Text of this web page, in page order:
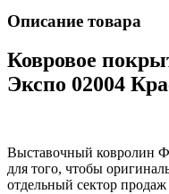
Описание товара
Ковровое
Экспо 02004
Выставочный ковролин
для того, чтобы
отдельный сектор